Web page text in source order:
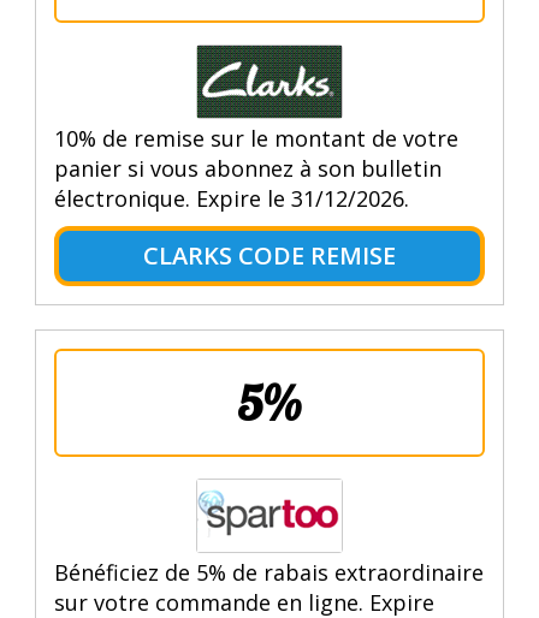
10% de remise sur le montant de votre
panier si vous abonnez à son bulletin
électronique. Expire le 31/12/2026.
CLARKS CODE REMISE
5%
Bénéficiez de 5% de rabais extraordinaire
sur votre commande en ligne. Expire